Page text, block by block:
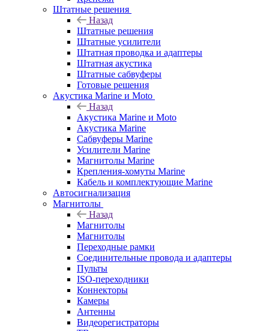
Штатные решения
Назад
Штатные решения
Штатные усилители
Штатная проводка и адаптеры
Штатная акустика
Штатные сабвуферы
Готовые решения
Акустика Marine и Moto
Назад
Акустика Marine и Moto
Акустика Marine
Сабвуферы Marine
Усилители Marine
Магнитолы Marine
Крепления-хомуты Marine
Кабель и комплектующие Marine
Автосигнализация
Магнитолы
Назад
Магнитолы
Магнитолы
Переходные рамки
Соединительные провода и адаптеры
Пульты
ISO-переходники
Коннекторы
Камеры
Антенны
Видеорегистраторы